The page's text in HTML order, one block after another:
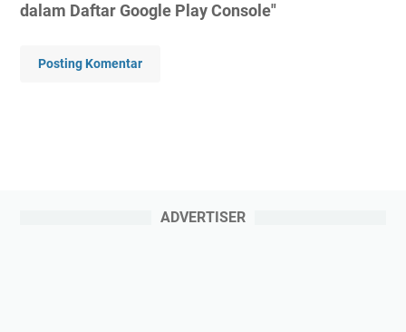
dalam Daftar Google Play Console"
Posting Komentar
ADVERTISER